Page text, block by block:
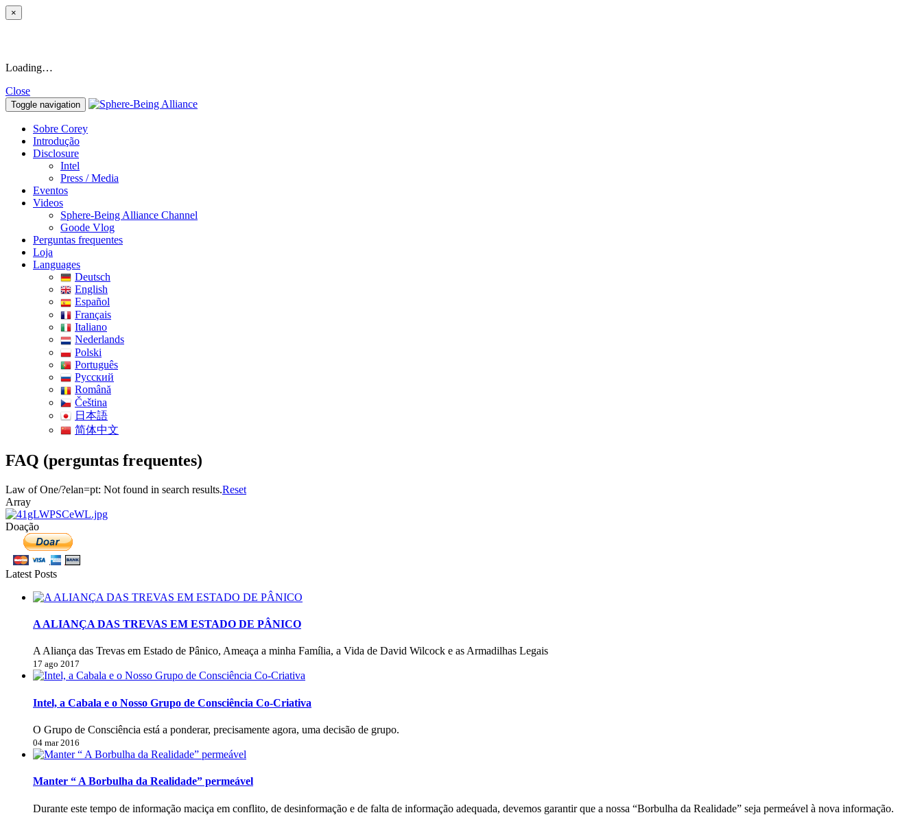
×
Loading…
Close
Toggle navigation
Sobre Corey
Introdução
Disclosure
Intel
Press / Media
Eventos
Videos
Sphere-Being Alliance Channel
Goode Vlog
Perguntas frequentes
Loja
Languages
Deutsch
English
Español
Français
Italiano
Nederlands
Polski
Português
Pусский
Română
Čeština
日本語
简体中文
FAQ (perguntas frequentes)
Law of One/?elan=pt: Not found in search results.Reset
Array
Doação
Latest Posts
A ALIANÇA DAS TREVAS EM ESTADO DE PÂNICO
A Aliança das Trevas em Estado de Pânico, Ameaça a minha Família, a Vida de David Wilcock e as Armadilhas Legais
17 ago 2017
Intel, a Cabala e o Nosso Grupo de Consciência Co-Criativa
O Grupo de Consciência está a ponderar, precisamente agora, uma decisão de grupo.
04 mar 2016
Manter “ A Borbulha da Realidade” permeável
Durante este tempo de informação maciça em conflito, de desinformação e de falta de informação adequada, devemos garantir que a nossa “Borbulha da Realidade” seja permeável à nova informação.